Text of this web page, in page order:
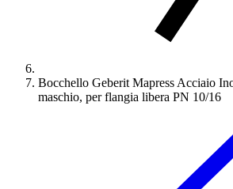
Bocchello Geberit Mapress Acciaio
maschio, per flangia libera PN 10/16